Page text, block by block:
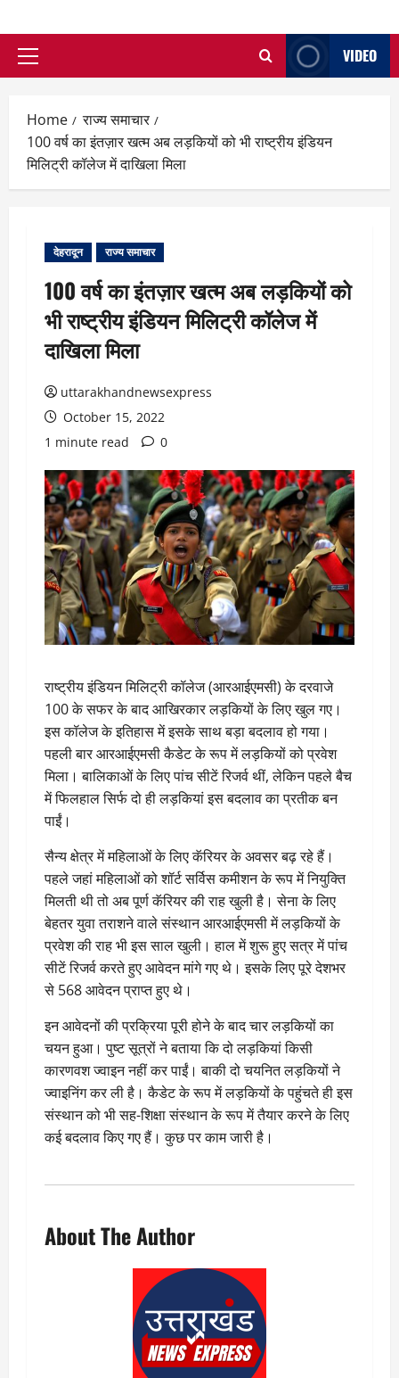
Primary
VIDEO
Home
राज्य समाचार
100 वर्ष का इंतज़ार खत्म अब लड़कियों को भी राष्ट्रीय इंडियन
मिलिट्री कॉलेज में दाखिला मिला
देहरादून राज्य समाचार
100 वर्ष का इंतज़ार खत्म अब लड़कियों को
भी राष्ट्रीय इंडियन मिलिट्री कॉलेज में
दाखिला मिला
uttarakhandnewsexpress
October 15, 2022
1 minute read
0
राष्ट्रीय इंडियन मिलिट्री कॉलेज (आरआईएमसी) के दरवाजे
100 के सफर के बाद आखिरकार लड़कियों के लिए खुल गए।
इस कॉलेज के इतिहास में इसके साथ बड़ा बदलाव हो गया।
पहली बार आरआईएमसी कैडेट के रूप में लड़कियों को प्रवेश
मिला। बालिकाओं के लिए पांच सीटें रिजर्व थीं, लेकिन पहले बैच
में फिलहाल सिर्फ दो ही लड़कियां इस बदलाव का प्रतीक बन
पाईं।
सैन्य क्षेत्र में महिलाओं के लिए कॅरियर के अवसर बढ़ रहे हैं।
पहले जहां महिलाओं को शॉर्ट सर्विस कमीशन के रूप में नियुक्ति
मिलती थी तो अब पूर्ण कॅरियर की राह खुली है। सेना के लिए
बेहतर युवा तराशने वाले संस्थान आरआईएमसी में लड़कियों के
प्रवेश की राह भी इस साल खुली। हाल में शुरू हुए सत्र में पांच
सीटें रिजर्व करते हुए आवेदन मांगे गए थे। इसके लिए पूरे देशभर
से 568 आवेदन प्राप्त हुए थे।
इन आवेदनों की प्रक्रिया पूरी होने के बाद चार लड़कियों का
चयन हुआ। पुष्ट सूत्रों ने बताया कि दो लड़कियां किसी
कारणवश ज्वाइन नहीं कर पाईं। बाकी दो चयनित लड़कियों ने
ज्वाइनिंग कर ली है। कैडेट के रूप में लड़कियों के पहुंचते ही इस
संस्थान को भी सह-शिक्षा संस्थान के रूप में तैयार करने के लिए
कई बदलाव किए गए हैं। कुछ पर काम जारी है।
About The Author